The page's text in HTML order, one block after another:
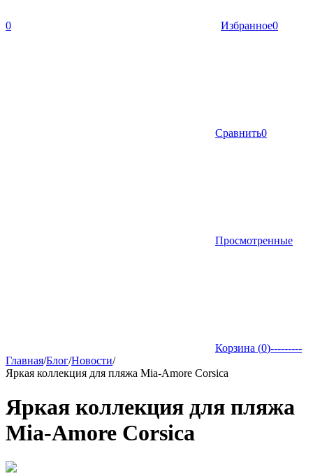
0 Избранное0
Сравнить0
Просмотренные
Корзина (0)---------
Главная/Блог/Новости/
Яркая коллекция для пляжа Mia-Amore Corsica
Яркая коллекция для пляжа
Mia-Amore Corsica